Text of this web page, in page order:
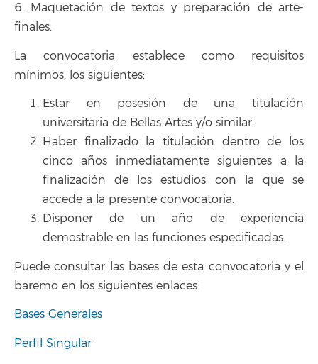
6. Maquetación de textos y preparación de arte-
finales.
La convocatoria establece como requisitos
mínimos, los siguientes:
Estar en posesión de una titulación
universitaria de Bellas Artes y/o similar.
Haber finalizado la titulación dentro de los
cinco años inmediatamente siguientes a la
finalización de los estudios con la que se
accede a la presente convocatoria.
Disponer de un año de experiencia
demostrable en las funciones especificadas.
Puede consultar las bases de esta convocatoria y el
baremo en los siguientes enlaces:
Bases Generales
Perfil Singular